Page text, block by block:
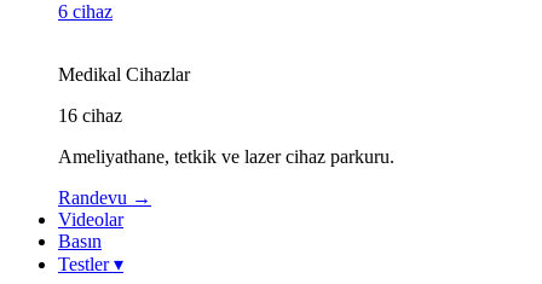
6 cihaz
Medikal Cihazlar
16 cihaz
Ameliyathane, tetkik ve lazer cihaz parkuru.
Randevu →
Videolar
Basın
Testler▾